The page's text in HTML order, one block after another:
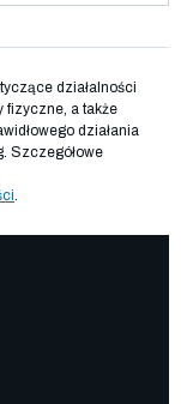
działalności
fizyczne, a także
działania
Szczegółowe